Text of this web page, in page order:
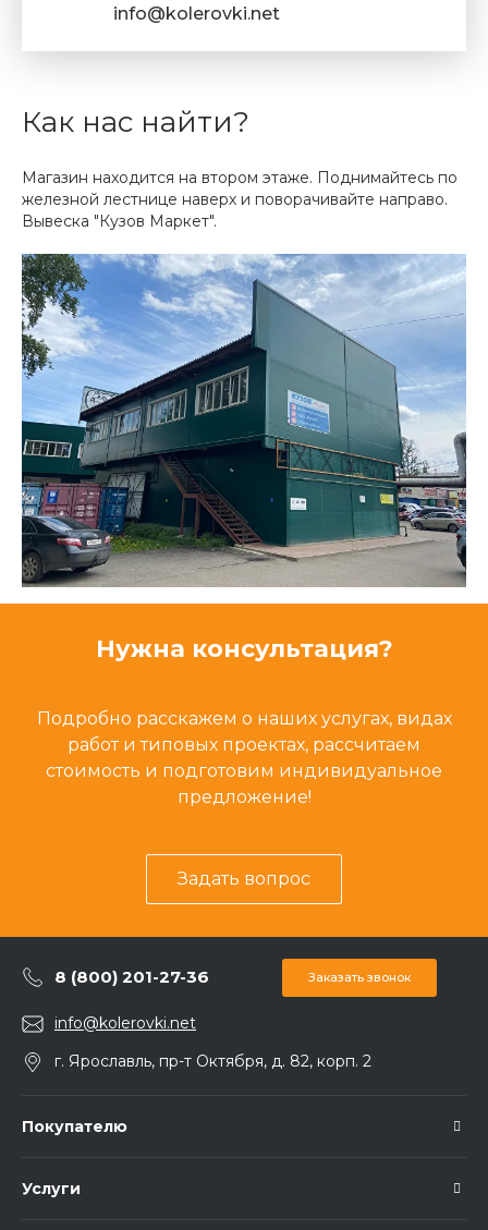
info@kolerovki.net
Как нас найти?
Магазин находится на втором этаже. Поднимайтесь по
железной лестнице наверх и поворачивайте направо.
Вывеска "Кузов Маркет".
Нужна консультация?
Подробно расскажем о наших услугах, видах
работ и типовых проектах, рассчитаем
стоимость и подготовим индивидуальное
предложение!
Задать вопрос
8 (800) 201-27-36 Заказать звонок
info@kolerovki.net
г. Ярославль, пр-т Октября, д. 82, корп. 2
Покупателю
Услуги